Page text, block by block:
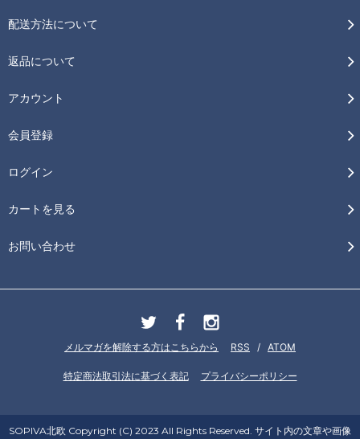
配送方法について
返品について
アカウント
会員登録
ログイン
カートを見る
お問い合わせ
メルマガを解除する方はこちらから RSS / ATOM
特定商法取引法に基づく表記 プライバシーポリシー
SOPIVA北欧 Copyright (C) 2023 All Rights Reserved. サイト内の文章や画像